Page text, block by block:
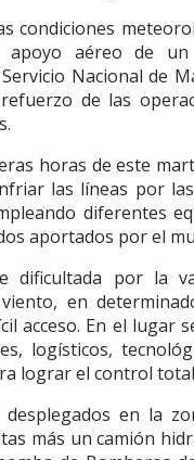
condiciones
aéreo de un
Nacional de
de las
horas de este
las líneas por
diferentes
aportados por el
dificultada por la
en
acceso. En el lugar
logísticos,
lograr el control
desplegados en la
más un camión